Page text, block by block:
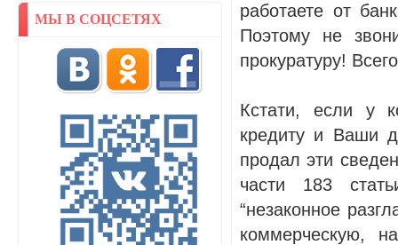
МЫ В СОЦСЕТЯХ
работаете от
Поэтому не
прокуратуру!
Кстати, если у
кредиту и Ваши
продал эти
части 183
“незаконное
коммерческую,